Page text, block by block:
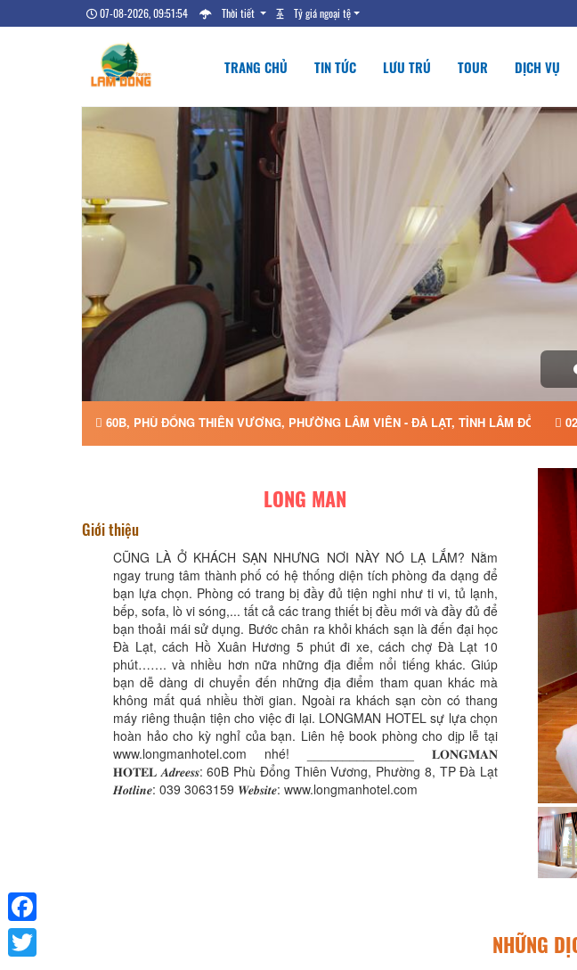
07-08-2026, 09:51:55 Thời tiết Tỷ giá ngoại tệ
TRANG CHỦ TIN TỨC LƯU TRÚ TOUR DỊCH VỤ
60B, PHÙ ĐỔNG THIÊN VƯƠNG, PHƯỜNG LÂM VIÊN - ĐÀ LẠT, TỈNH LÂM ĐỒNG
LONG MAN
Giới thiệu
CŨNG LÀ Ở KHÁCH SẠN NHƯNG NƠI NÀY NÓ LẠ LẮM? Nằm
ngay trung tâm thành phố có hệ thống diện tích phòng đa dạng để
bạn lựa chọn. Phòng có trang bị đầy đủ tiện nghi như ti vi, tủ lạnh,
bếp, sofa, lò vi sóng,... tất cả các trang thiết bị đều mới và đầy đủ để
bạn thoải mái sử dụng. Bước chân ra khỏi khách sạn là đến đại học
Đà Lạt, cách Hồ Xuân Hương 5 phút đi xe, cách chợ Đà Lạt 10
phút……. và nhiều hơn nữa những địa điểm nổi tiếng khác. Giúp
bạn dễ dàng di chuyển đến những địa điểm tham quan khác mà
không mất quá nhiều thời gian. Ngoài ra khách sạn còn có thang
máy riêng thuận tiện cho việc đi lại. LONGMAN HOTEL sự lựa chọn
hoàn hảo cho kỳ nghỉ của bạn. Liên hệ book phòng cho dịp lễ tại
www.longmanhotel.com nhé! _______________ 𝐋𝐎𝐍𝐆𝐌𝐀𝐍
𝐇𝐎𝐓𝐄𝐋 𝑨𝒅𝒓𝒆𝒆𝒔𝒔: 60B Phù Đổng Thiên Vương, Phường 8, TP Đà Lạt
𝑯𝒐𝒕𝒍𝒊𝒏𝒆: 039 3063159 𝑾𝒆𝒃𝒔𝒊𝒕𝒆: www.longmanhotel.com
NHỮNG
Facebook